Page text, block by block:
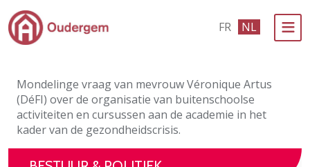
Ga naar de hoofdinhoud FR NL
Evenementen & Verenigingen
eLoket
Leven in Oudergem
Mondelinge vraag van mevrouw Véronique Artus
(DéFI) over de organisatie van buitenschoolse
activiteiten en cursussen aan de academie in het
kader van de gezondheidscrisis.